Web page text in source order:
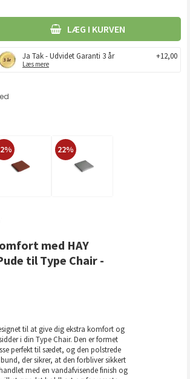
LÆG I KURVEN
Ja Tak - Udvidet Garanti 3 år
Læs mere
+12,00
22%
med HAY
til Type Chair -
til at give dig ekstra komfort og
i din Type Chair. Den er formet
perfekt til sædet, og den polstrede
der sikrer, at den forbliver sikkert
med en vandafvisende finish og